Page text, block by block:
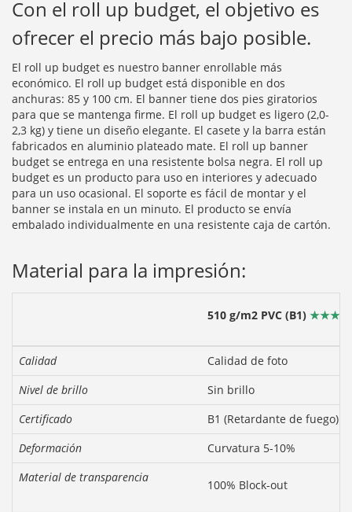
Con el roll up budget, el objetivo es
ofrecer el precio más bajo posible.
El roll up budget es nuestro banner enrollable más
económico. El roll up budget está disponible en dos
anchuras: 85 y 100 cm. El banner tiene dos pies giratorios
para que se mantenga firme. El roll up budget es ligero (2,0-
2,3 kg) y tiene un diseño elegante. El casete y la barra están
fabricados en aluminio plateado mate. El roll up banner
budget se entrega en una resistente bolsa negra. El roll up
budget es un producto para uso en interiores y adecuado
para un uso ocasional. El soporte es fácil de montar y el
banner se instala en un minuto. El producto se envía
embalado individualmente en una resistente caja de cartón.
Material para la impresión:
510 g/m2 PVC (B1)
Calidad
Calidad de foto
Nivel de brillo
Sin brillo
Certificado
B1 (Retardante de fuego)
Deformación
Curvatura 5-10%
Material de transparencia
100% Block-out